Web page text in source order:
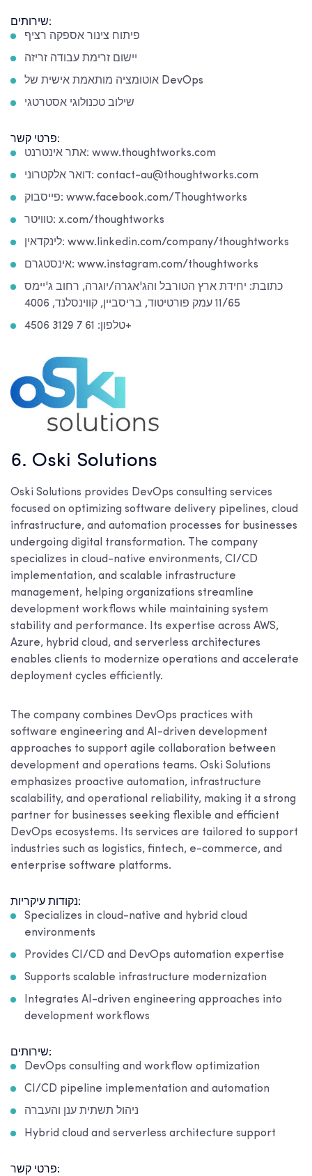
שירותים:
פיתוח צינור אספקה רציף
יישום זרימת עבודה זריזה
אוטומציה מותאמת אישית של DevOps
שילוב טכנולוגי אסטרטגי
פרטי קשר:
אתר אינטרנט: www.thoughtworks.com
דואר אלקטרוני: contact-au@thoughtworks.com
פייסבוק: www.facebook.com/Thoughtworks
טוויטר: x.com/thoughtworks
לינקדאין: www.linkedin.com/company/thoughtworks
אינסטגרם: www.instagram.com/thoughtworks
כתובת: יחידת ארץ הטורבל והג'אגרה/יוגרה, רחוב ג'יימס
11/65 עמק פורטיטוד, בריסביין, קווינסלנד, 4006
טלפון: 61 7 3129 4506+
6. Oski Solutions
Oski Solutions provides DevOps consulting services
focused on optimizing software delivery pipelines, cloud
infrastructure, and automation processes for businesses
undergoing digital transformation. The company
specializes in cloud-native environments, CI/CD
implementation, and scalable infrastructure
management, helping organizations streamline
development workflows while maintaining system
stability and performance. Its expertise across AWS,
Azure, hybrid cloud, and serverless architectures
enables clients to modernize operations and accelerate
deployment cycles efficiently.
The company combines DevOps practices with
software engineering and AI-driven development
approaches to support agile collaboration between
development and operations teams. Oski Solutions
emphasizes proactive automation, infrastructure
scalability, and operational reliability, making it a strong
partner for businesses seeking flexible and efficient
DevOps ecosystems. Its services are tailored to support
industries such as logistics, fintech, e-commerce, and
enterprise software platforms.
נקודות עיקריות:
Specializes in cloud-native and hybrid cloud
environments
Provides CI/CD and DevOps automation expertise
Supports scalable infrastructure modernization
Integrates AI-driven engineering approaches into
development workflows
שירותים:
DevOps consulting and workflow optimization
CI/CD pipeline implementation and automation
ניהול תשתית ענן והעברה
Hybrid cloud and serverless architecture support
פרטי קשר: